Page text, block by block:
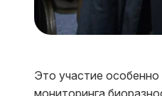
Это участие
мониторинга